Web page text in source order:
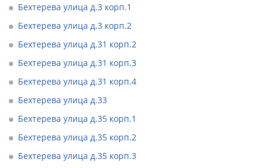
Бехтерева улица д.3 корп.1
Бехтерева улица д.3 корп.2
Бехтерева улица д.31 корп.2
Бехтерева улица д.31 корп.3
Бехтерева улица д.31 корп.4
Бехтерева улица д.33
Бехтерева улица д.35 корп.1
Бехтерева улица д.35 корп.2
Бехтерева улица д.35 корп.3